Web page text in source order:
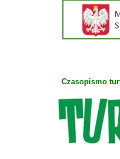
Czasopismo